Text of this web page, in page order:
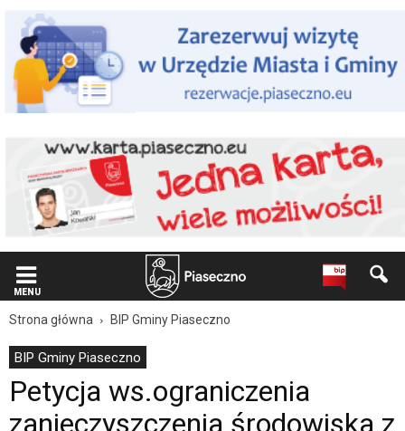
użytkowników
czytników
ekranowych Znajdujesz
się
podstronie
ws.ograniczenia
zanieczyszczenia
środowiska
dn.29.05.2021
Oficjalna
strona
Gminy
Piaseczno".
jest
MENU
Strona główna BIP Gminy Piaseczno
BIP Gminy Piaseczno
Petycja ws.ograniczenia
zanieczyszczenia środowiska z